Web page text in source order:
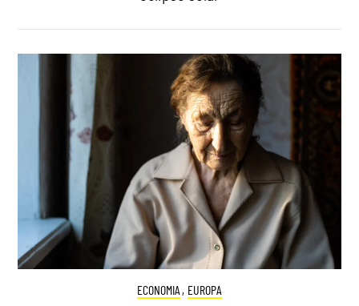
ECONOMIA , EUROPA